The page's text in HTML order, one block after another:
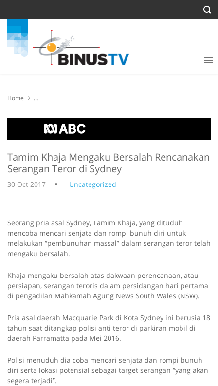
Home
Sydney
Tamim Khaja Mengaku Bersalah Rencanakan
Serangan Teror di Sydney
30 Oct 2017 Uncategorized
Seorang pria asal Sydney, Tamim Khaja, yang dituduh
mencoba mencari senjata dan rompi bunuh diri untuk
melakukan “pembunuhan massal” dalam serangan teror telah
mengaku bersalah.
Khaja mengaku bersalah atas dakwaan perencanaan, atau
persiapan, serangan teroris dalam persidangan hari pertama
di pengadilan Mahkamah Agung News South Wales (NSW).
Pria asal daerah Macquarie Park di Kota Sydney ini berusia 18
tahun saat ditangkap polisi anti teror di parkiran mobil di
daerah Parramatta pada Mei 2016.
Polisi menuduh dia coba mencari senjata dan rompi bunuh
diri serta lokasi potensial sebagai target serangan “yang akan
segera terjadi”.